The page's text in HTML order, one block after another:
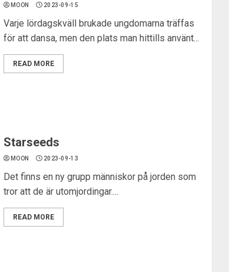
MOON 2023-09-15
Varje lördagskväll brukade ungdomarna träffas
för att dansa, men den plats man hittills använt...
READ MORE
Starseeds
MOON 2023-09-13
Det finns en ny grupp människor på jorden som
tror att de är utomjordingar....
READ MORE